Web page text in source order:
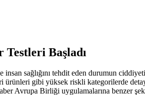
Testleri Başladı
sağlığını tehdit eden durumun
gibi yüksek riskli kategorilerde
Avrupa Birliği uygulamalarına